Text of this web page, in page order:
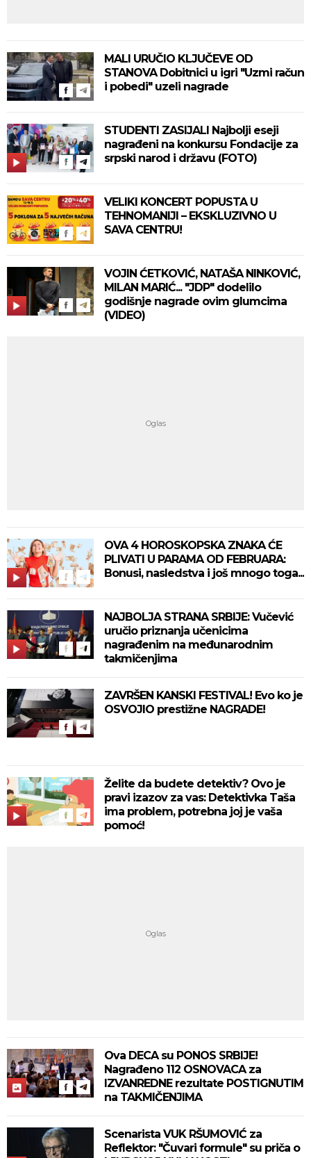
MALI URUČIO KLJUČEVE OD
STANOVA Dobitnici u igri "Uzmi račun
i pobedi" uzeli nagrade
STUDENTI ZASIJALI Najbolji eseji
nagrađeni na konkursu Fondacije za
srpski narod i državu (FOTO)
VELIKI KONCERT POPUSTA U
TEHNOMANIJI – EKSKLUZIVNO U
SAVA CENTRU!
VOJIN ĆETKOVIĆ, NATAŠA NINKOVIĆ,
MILAN MARIĆ... "JDP" dodelilo
godišnje nagrade ovim glumcima
(VIDEO)
OVA 4 HOROSKOPSKA ZNAKA ĆE
PLIVATI U PARAMA OD FEBRUARA:
Bonusi, nasledstva i još mnogo toga...
NAJBOLJA STRANA SRBIJE: Vučević
uručio priznanja učenicima
nagrađenim na međunarodnim
takmičenjima
ZAVRŠEN KANSKI FESTIVAL! Evo ko je
OSVOJIO prestižne NAGRADE!
Želite da budete detektiv? Ovo je
pravi izazov za vas: Detektivka Taša
ima problem, potrebna joj je vaša
pomoć!
Ova DECA su PONOS SRBIJE!
Nagrađeno 112 OSNOVACA za
IZVANREDNE rezultate POSTIGNUTIM
na TAKMIČENJIMA
Scenarista VUK RŠUMOVIĆ za
Reflektor: "Čuvari formule" su priča o